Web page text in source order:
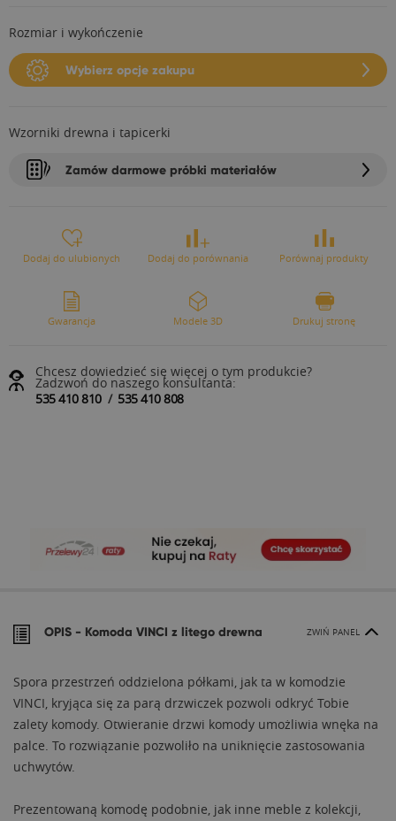
Rozmiar i wykończenie
Wybierz opcje zakupu
Wzorniki drewna i tapicerki
Zamów darmowe próbki materiałów
Dodaj do ulubionych Dodaj do porównania Porównaj produkty
Gwarancja Modele 3D Drukuj stronę
Chcesz dowiedzieć się więcej o tym produkcie?
Zadzwoń do naszego konsultanta:
535 410 810/ 535 410 808
OPIS - Komoda VINCI z litego drewna ZWIŃ PANEL
Spora przestrzeń oddzielona półkami, jak ta w komodzie
VINCI, kryjąca się za parą drzwiczek pozwoli odkryć Tobie
zalety komody. Otwieranie drzwi komody umożliwia wnęka na
palce. To rozwiązanie pozwoliło na uniknięcie zastosowania
uchwytów.
Prezentowaną komodę podobnie, jak inne meble z kolekcji,